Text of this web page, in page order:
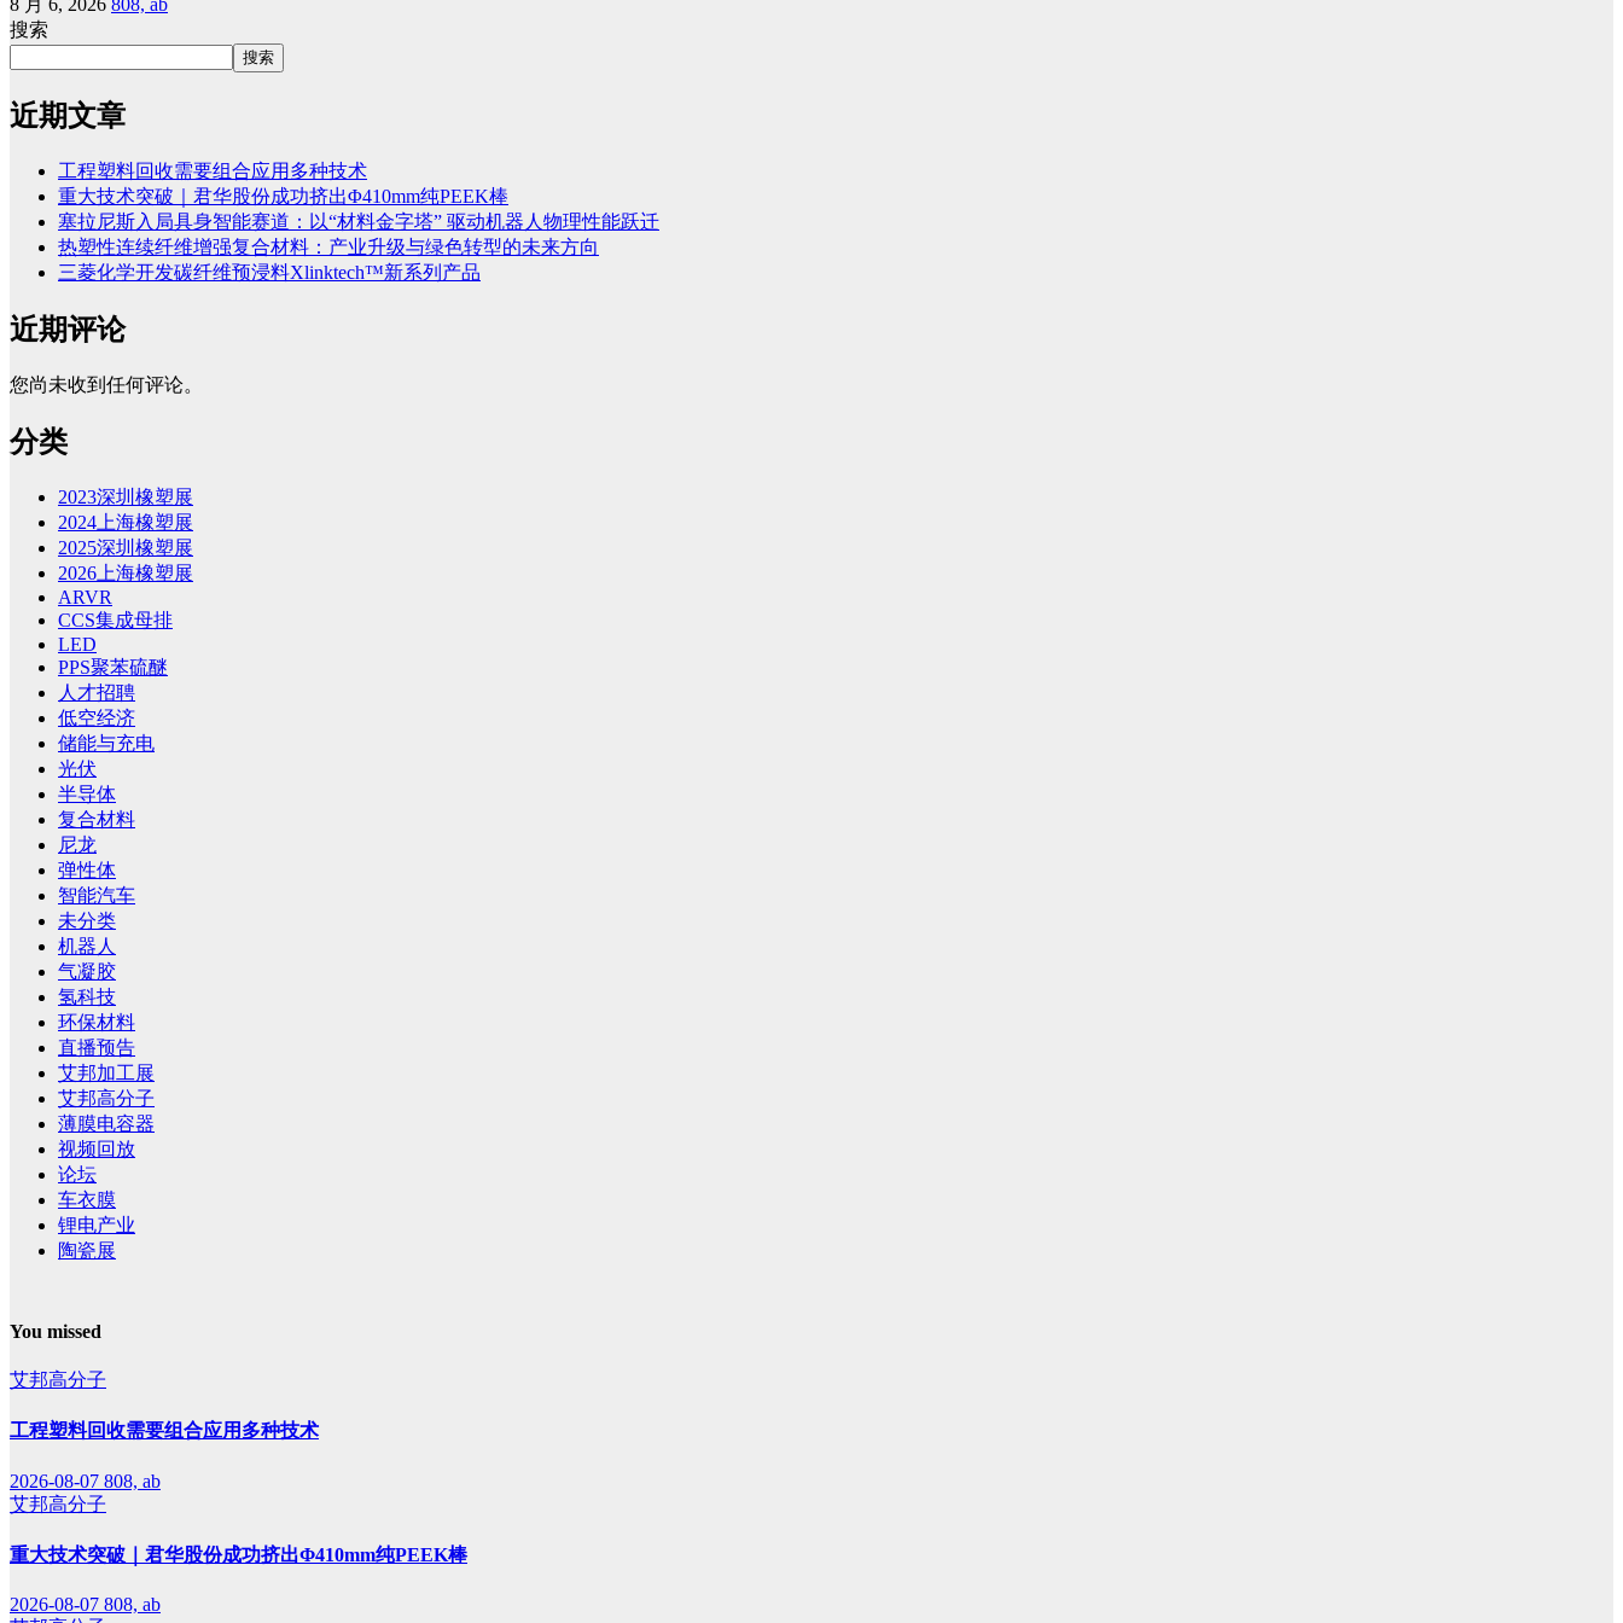
8 月 6, 2026 808, ab
搜索
搜索
近期文章
工程塑料回收需要组合应用多种技术
重大技术突破｜君华股份成功挤出Φ410mm纯PEEK棒
塞拉尼斯入局具身智能赛道：以“材料金字塔” 驱动机器人物理性能跃迁
热塑性连续纤维增强复合材料：产业升级与绿色转型的未来方向
三菱化学开发碳纤维预浸料Xlinktech™新系列产品
近期评论
您尚未收到任何评论。
分类
2023深圳橡塑展
2024上海橡塑展
2025深圳橡塑展
2026上海橡塑展
ARVR
CCS集成母排
LED
PPS聚苯硫醚
人才招聘
低空经济
储能与充电
光伏
半导体
复合材料
尼龙
弹性体
智能汽车
未分类
机器人
气凝胶
氢科技
环保材料
直播预告
艾邦加工展
艾邦高分子
薄膜电容器
视频回放
论坛
车衣膜
锂电产业
陶瓷展
You missed
艾邦高分子
工程塑料回收需要组合应用多种技术
2026-08-07 808, ab
艾邦高分子
重大技术突破｜君华股份成功挤出Φ410mm纯PEEK棒
2026-08-07 808, ab